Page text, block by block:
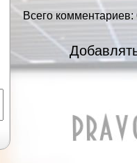
Всего комментариев: